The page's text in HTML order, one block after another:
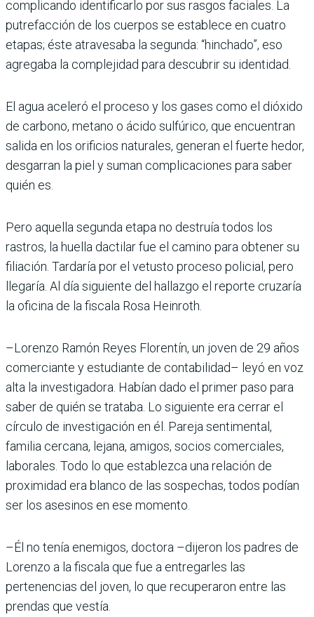
complicando identificarlo por sus rasgos faciales. La
putrefacción de los cuerpos se establece en cuatro
etapas; éste atravesaba la segunda: “hinchado”, eso
agregaba la complejidad para descubrir su identidad.
El agua aceleró el proceso y los gases como el dióxido
de carbono, metano o ácido sulfúrico, que encuentran
salida en los orificios naturales, generan el fuerte hedor,
desgarran la piel y suman complicaciones para saber
quién es.
Pero aquella segunda etapa no destruía todos los
rastros, la huella dactilar fue el camino para obtener su
filiación. Tardaría por el vetusto proceso policial, pero
llegaría. Al día siguiente del hallazgo el reporte cruzaría
la oficina de la fiscala Rosa Heinroth.
–Lorenzo Ramón Reyes Florentín, un joven de 29 años
comerciante y estudiante de contabilidad– leyó en voz
alta la investigadora. Habían dado el primer paso para
saber de quién se trataba. Lo siguiente era cerrar el
círculo de investigación en él. Pareja sentimental,
familia cercana, lejana, amigos, socios comerciales,
laborales. Todo lo que establezca una relación de
proximidad era blanco de las sospechas, todos podían
ser los asesinos en ese momento.
–Él no tenía enemigos, doctora –dijeron los padres de
Lorenzo a la fiscala que fue a entregarles las
pertenencias del joven, lo que recuperaron entre las
prendas que vestía.